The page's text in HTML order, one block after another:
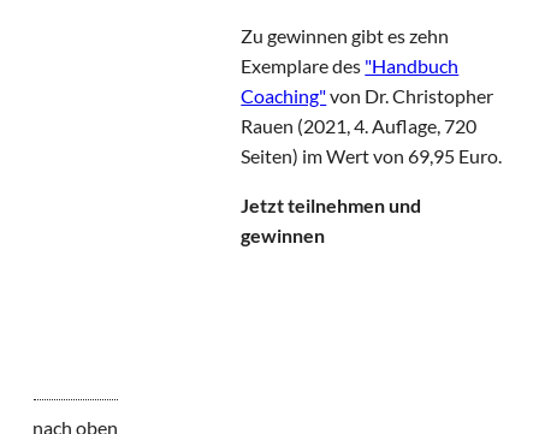
Zu gewinnen gibt es zehn
Exemplare des "Handbuch
Coaching"von Dr. Christopher
Rauen (2021, 4. Auflage, 720
Seiten) im Wert von 69,95 Euro.
Jetzt teilnehmen und
gewinnen
nach oben